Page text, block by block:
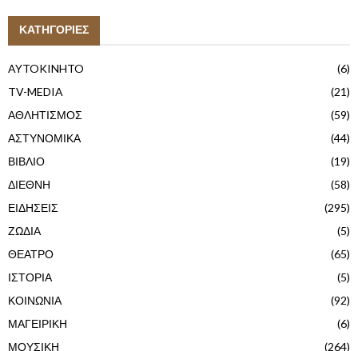
ΚΑΤΗΓΟΡΙΕΣ
AYTOKINHTO
(6)
TV-MEDIA
(21)
ΑΘΛΗΤΙΣΜΟΣ
(59)
ΑΣΤΥΝΟΜΙΚΑ
(44)
ΒΙΒΛΙΟ
(19)
ΔΙΕΘΝΗ
(58)
ΕΙΔΗΣΕΙΣ
(295)
ΖΩΔΙΑ
(5)
ΘΕΑΤΡΟ
(65)
ΙΣΤΟΡΙΑ
(5)
ΚΟΙΝΩΝΙΑ
(92)
ΜΑΓΕΙΡΙΚΗ
(6)
ΜΟΥΣΙΚΗ
(264)